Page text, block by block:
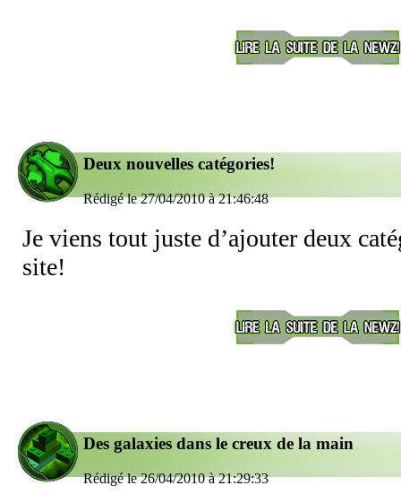
Deux nouvelles catégories!
Rédigé le 27/04/2010 à 21:46:48
Je viens tout juste d’ajouter deux
site!
Des galaxies dans le creux de la main
Rédigé le 26/04/2010 à 21:29:33